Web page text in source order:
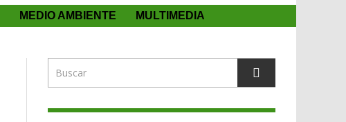
MEDIO AMBIENTE MULTIMEDIA